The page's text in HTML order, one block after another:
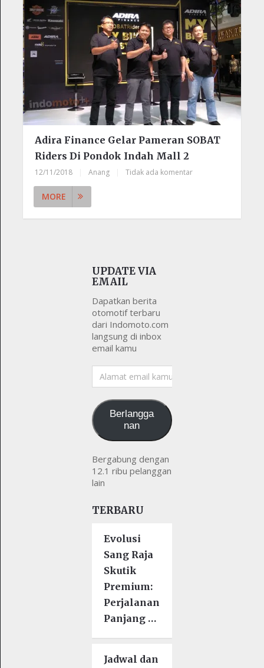
Adira Finance Gelar Pameran SOBAT
Riders Di Pondok Indah Mall 2
12/11/2018 Anang Tidak ada komentar
MORE
UPDATE VIA
EMAIL
Dapatkan berita
otomotif terbaru
dari Indomoto.com
langsung di inbox
email kamu
Alamat
email
Berlangga
nan
Bergabung dengan
12.1 ribu pelanggan
lain
TERBARU
Evolusi
Sang Raja
Skutik
Premium:
Perjalanan
Panjang …
Jadwal dan